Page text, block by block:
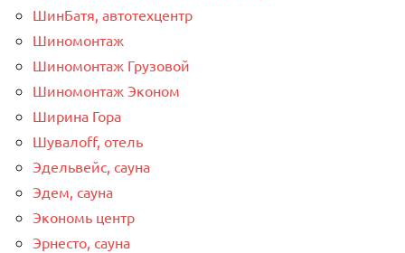
ШинБатя, автотехцентр
Шиномонтаж
Шиномонтаж Грузовой
Шиномонтаж Эконом
Ширина Гора
Шувалоff, отель
Эдельвейс, сауна
Эдем, сауна
Экономь центр
Эрнесто, сауна